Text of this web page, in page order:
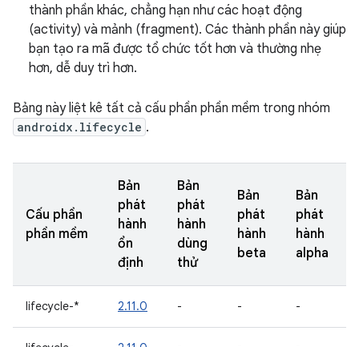
thành phần khác, chẳng hạn như các hoạt động
(activity) và mảnh (fragment). Các thành phần này giúp
bạn tạo ra mã được tổ chức tốt hơn và thường nhẹ
hơn, dễ duy trì hơn.
Bảng này liệt kê tất cả cấu phần phần mềm trong nhóm
androidx.lifecycle .
Cấu phần
phần mềm
Bản
phát
hành
ổn
định
Bản
phát
hành
dùng
thử
Bản
phát
hành
beta
Bản
phát
hành
alpha
lifecycle-* 2.11.0 - - -